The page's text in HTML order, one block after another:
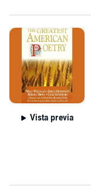
Vista previa